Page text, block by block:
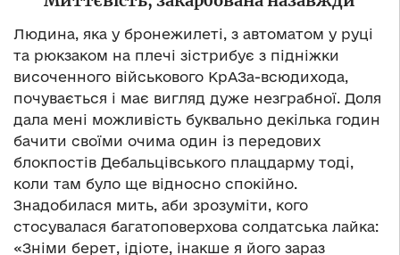
Людина, яка у бронежилеті, з автоматом у руці
та рюкзаком на плечі зістрибує з підніжки
височенного військового КрАЗа-всюдихода,
почувається і має вигляд дуже незграбної. Доля
дала мені можливість буквально декілька годин
бачити своїми очима один із передових
блокпостів Дебальцівського плацдарму тоді,
коли там було ще відносно спокійно.
Знадобилася мить, аби зрозуміти, кого
стосувалася багатоповерхова солдатська лайка:
«Зніми берет, ідіоте, інакше я його зараз